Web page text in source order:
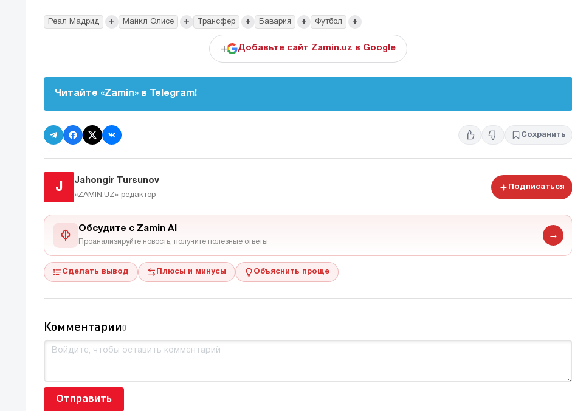
Реал Мадрид + Майкл Олисе + Трансфер + Бавария + Футбол +
+ Добавьте сайт Zamin.uz в Google
Читайте «Zamin» в Telegram!
Сохранить
J
Jahongir Tursunov
«ZAMIN.UZ» редактор
Подписаться
Обсудите с Zamin AI
Проанализируйте новость, получите полезные ответы
→
Сделать вывод Плюсы и минусы Объяснить проще
Комментарии0
Отправить